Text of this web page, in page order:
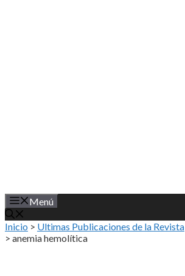
Menú
Inicio > Ultimas Publicaciones de la Revista
> anemia hemolítica